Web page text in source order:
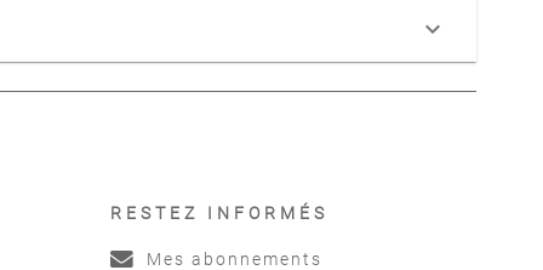
keyboard_arrow_down
RESTEZ INFORMÉS
Mes abonnements